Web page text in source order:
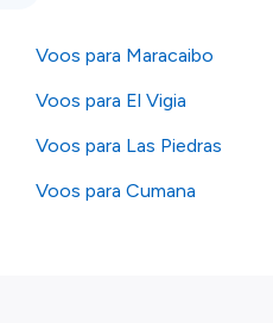
Voos para Maracaibo
Voos para El Vigia
Voos para Las Piedras
Voos para Cumana